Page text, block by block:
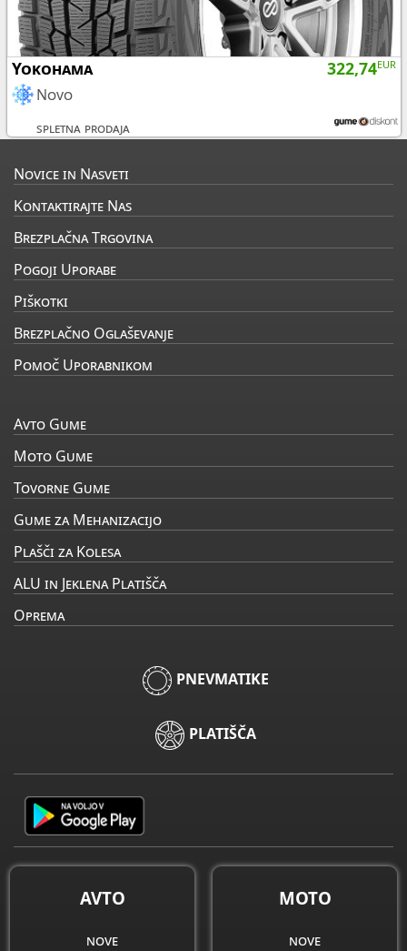
322,74EUR
Yokohama
Novo
spletna prodaja
Novice in Nasveti
Kontaktirajte Nas
Brezplačna Trgovina
Pogoji Uporabe
Piškotki
Brezplačno Oglaševanje
Pomoč Uporabnikom
Avto Gume
Moto Gume
Tovorne Gume
Gume za Mehanizacijo
Plašči za Kolesa
ALU in Jeklena Platišča
Oprema
PNEVMATIKE
PLATIŠČA
AVTO
nove
MOTO
nove